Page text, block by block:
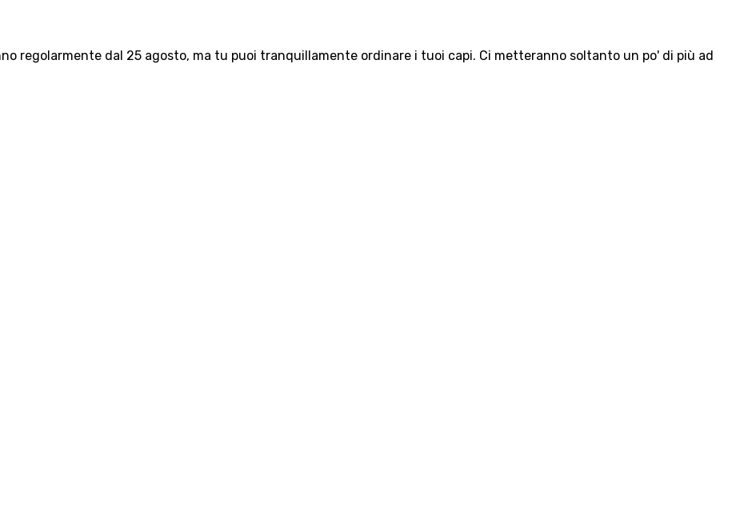
regolarmente dal 25 agosto, ma tu puoi tranquillamente ordinare i tuoi capi. Ci metteranno soltanto un po' di più ad